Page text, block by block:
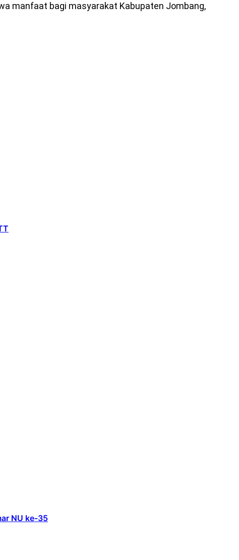
manfaat bagi masyarakat Kabupaten Jombang,
NU ke-35